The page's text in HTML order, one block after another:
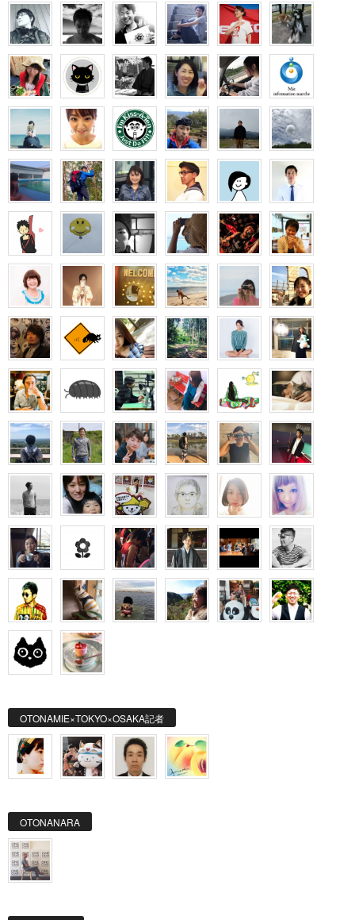
OTONAMIE×TOKYO×OSAKA記者
OTONANARA